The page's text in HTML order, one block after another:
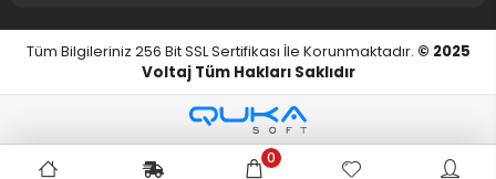
Tüm Bilgileriniz 256 Bit SSL Sertifikası İle Korunmaktadır. © 2025
Voltaj Tüm Hakları Saklıdır
0